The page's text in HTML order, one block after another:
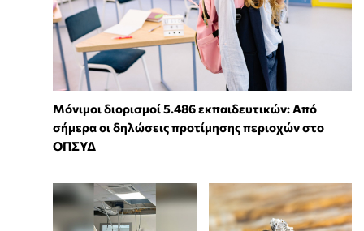
Μόνιμοι διορισμοί 5.486 εκπαιδευτικών: Από
σήμερα οι δηλώσεις προτίμησης περιοχών στο
ΟΠΣΥΔ